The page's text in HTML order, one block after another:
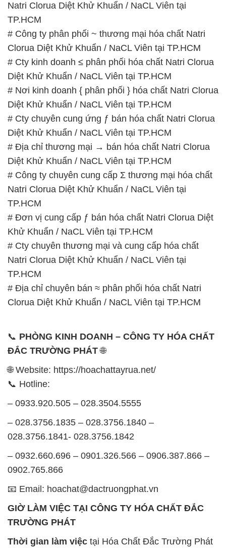
Natri Clorua Diệt Khử Khuẩn / NaCL Viên tại
TP.HCM
# Công ty phân phối ~ thương mại hóa chất Natri
Clorua Diệt Khử Khuẩn / NaCL Viên tại TP.HCM
# Cty kinh doanh ≤ phân phối hóa chất Natri Clorua
Diệt Khử Khuẩn / NaCL Viên tại TP.HCM
# Nơi kinh doanh { phân phối } hóa chất Natri Clorua
Diệt Khử Khuẩn / NaCL Viên tại TP.HCM
# Cty chuyên cung ứng ƒ bán hóa chất Natri Clorua
Diệt Khử Khuẩn / NaCL Viên tại TP.HCM
# Địa chỉ thương mại → bán hóa chất Natri Clorua
Diệt Khử Khuẩn / NaCL Viên tại TP.HCM
# Công ty chuyên cung cấp Σ thương mại hóa chất
Natri Clorua Diệt Khử Khuẩn / NaCL Viên tại
TP.HCM
# Đơn vị cung cấp ƒ bán hóa chất Natri Clorua Diệt
Khử Khuẩn / NaCL Viên tại TP.HCM
# Cty chuyên thương mại và cung cấp hóa chất
Natri Clorua Diệt Khử Khuẩn / NaCL Viên tại
TP.HCM
# Địa chỉ chuyên bán ≈ phân phối hóa chất Natri
Clorua Diệt Khử Khuẩn / NaCL Viên tại TP.HCM
📞 PHÒNG KINH DOANH – CÔNG TY HÓA CHẤT
ĐẮC TRƯỜNG PHÁT🌐
🌐 Website: https://hoachattayrua.net/
📞 Hotline:
– 0933.920.505 – 028.3504.5555
– 028.3756.1835 – 028.3756.1840 –
028.3756.1841- 028.3756.1842
– 0932.660.696 – 0901.326.566 – 0906.387.866 –
0902.765.866
📧 Email: hoachat@dactruongphat.vn
GIỜ LÀM VIỆC TẠI CÔNG TY HÓA CHẤT ĐẮC
TRƯỜNG PHÁT
Thời gian làm việc tại Hóa Chất Đắc Trường Phát